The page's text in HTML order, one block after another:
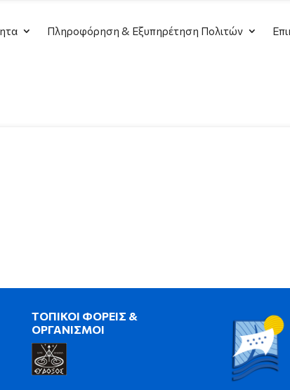
Πληροφόρηση & Εξυπηρέτηση Πολιτών
ΤΟΠΙΚΟΙ ΦΟΡΕΙΣ &
ΟΡΓΑΝΙΣΜΟΙ